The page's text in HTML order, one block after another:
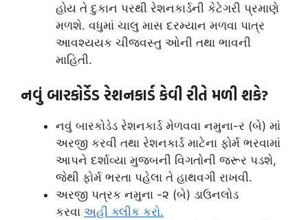
હોય તે દુકાન પરથી રેશનકાર્ડની કેટેગરી પ્રમાણે
મળશે. વધુમાં ચાલુ માસ દરમ્યાન મળવા પાત્ર
આવશ્યયક ચીજવસ્તુ ઓની તથા ભાવની
માહિતી.
નવું બારકોર્ડેડ રેશનકાર્ડ કેવી રીતે મળી શકે?
નવું બારકોડેડ રેશનકાર્ડ મેળવવા નમુના-ર (બે) માં
અરજી કરવી તથા રેશનકાર્ડ માટેના ફોર્મ ભરવામાં
આપને દર્શાવ્યા મુજબની વિગતોની જરૂર પડશે,
જેથી ફોર્મ ભરતા પહેલા તે હાથવગી રાખવી.
અરજી પત્રક નમુના -૨ (બે) ડાઉનલોડ
કરવા અહીં ક્લીક કરો.